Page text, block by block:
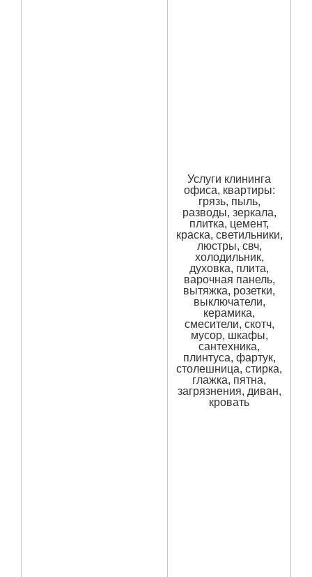
Услуги клининга
офиса, квартиры:
грязь, пыль,
разводы, зеркала,
плитка, цемент,
краска, светильники,
люстры, свч,
холодильник,
духовка, плита,
варочная панель,
вытяжка, розетки,
выключатели,
керамика,
смесители, скотч,
мусор, шкафы,
сантехника,
плинтуса, фартук,
столешница, стирка,
глажка, пятна,
загрязнения, диван,
кровать